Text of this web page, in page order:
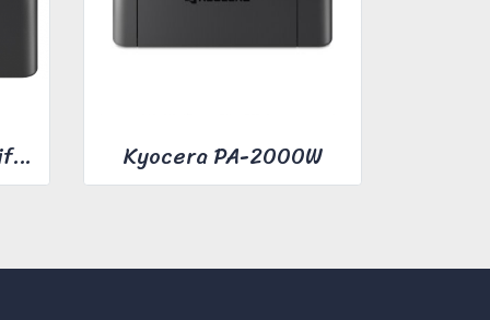
Black and white multifunction printer KYOCERA MA-2000W Kyocera PA-2000W